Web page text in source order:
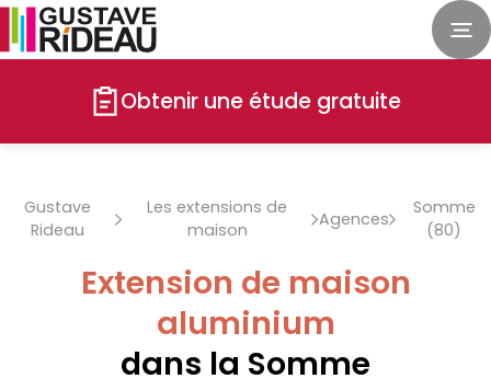
Obtenir une étude gratuite
Gustave
Rideau
Les extensions de
maison
Agences
Somme
(80)
Extension de maison
aluminium
dans la Somme